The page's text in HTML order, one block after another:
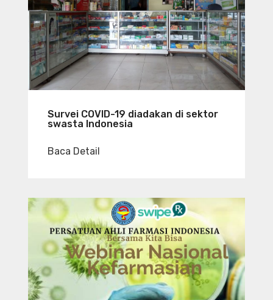
Survei COVID-19 diadakan di sektor
swasta Indonesia
Baca Detail